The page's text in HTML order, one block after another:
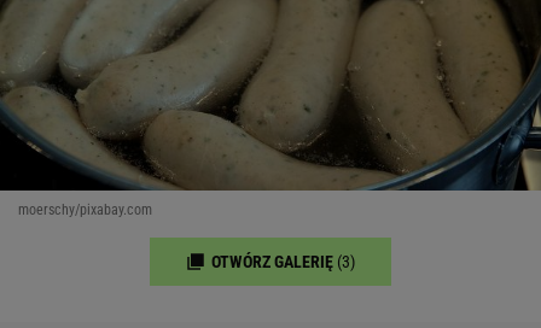
moerschy/pixabay.com
OTWÓRZ GALERIĘ (3)